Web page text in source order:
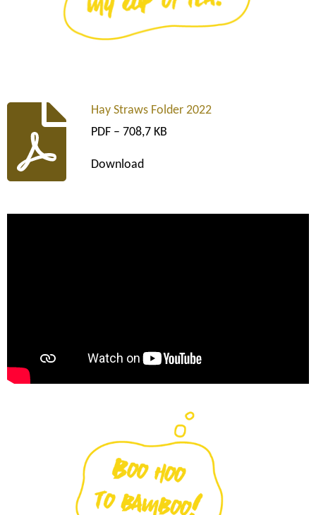
Hay Straws Folder 2022
PDF – 708,7 KB
Download